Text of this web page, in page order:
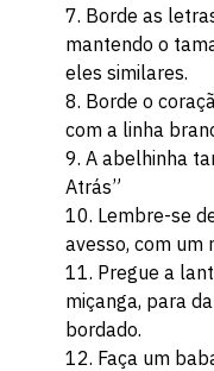
Borde as
mantendo o
eles similares.
Borde o
com a linha
A abelhinha
Atrás”
Lembre-se
avesso, com um
Pregue a
miçanga, para
bordado.
Faça um